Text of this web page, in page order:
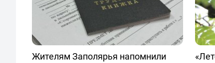
Жителям Заполярья напомнили